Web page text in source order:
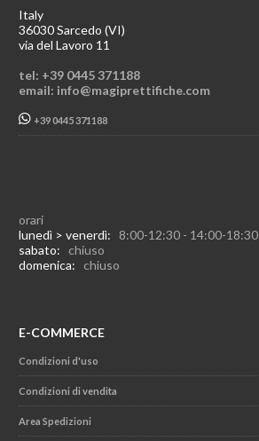
Italy
36030 Sarcedo (VI)
via del Lavoro 11
tel: +39 0445 371188
email: info@magiprettifiche.com
+39 0445 371188
orari
lunedì > venerdì: 8:00-12:30 - 14:00-18:30
sabato: chiuso
domenica: chiuso
E-COMMERCE
Condizioni d'uso
Condizioni di vendita
Area Spedizioni